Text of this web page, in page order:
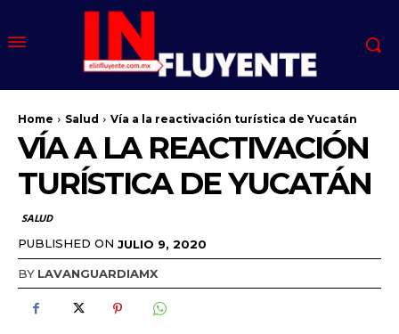
Home Salud Vía a la reactivación turística de Yucatán
VÍA A LA REACTIVACIÓN
TURÍSTICA DE YUCATÁN
SALUD
PUBLISHED ON JULIO 9, 2020
BY LAVANGUARDIAMX